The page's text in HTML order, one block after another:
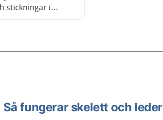
stickningar i
Så fungerar skelett och leder